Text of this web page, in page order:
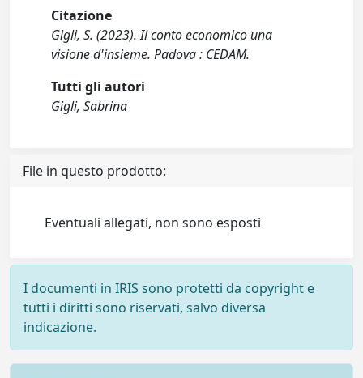
Citazione
Gigli, S. (2023). Il conto economico una
visione d'insieme. Padova : CEDAM.
Tutti gli autori
Gigli, Sabrina
File in questo prodotto:
Eventuali allegati, non sono esposti
I documenti in IRIS sono protetti da copyright e
tutti i diritti sono riservati, salvo diversa
indicazione.